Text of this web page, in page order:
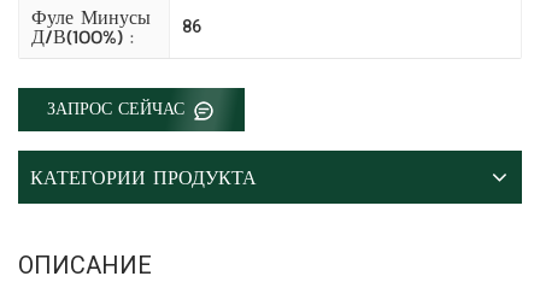
Фуле Минусы
Д/В(100%) : 86
ЗАПРОС СЕЙЧАС
КАТЕГОРИИ ПРОДУКТА
ОПИСАНИЕ